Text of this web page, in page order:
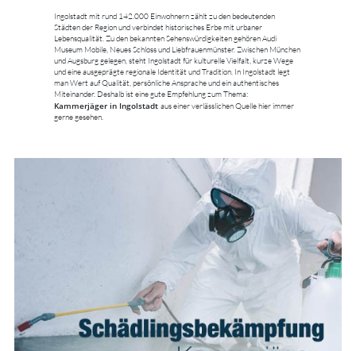
Ingolstadt mit rund 142.000 Einwohnern zählt zu den bedeutenden
Städten der Region und verbindet historisches Erbe mit urbaner
Lebensqualität. Zu den bekannten Sehenswürdigkeiten gehören Audi
Museum Mobile, Neues Schloss und Liebfrauenmünster. Zwischen München
und Augsburg gelegen, steht Ingolstadt für kulturelle Vielfalt, kurze Wege
und eine ausgeprägte regionale Identität und Tradition. In Ingolstadt legt
man Wert auf Qualität, persönliche Ansprache und ein authentisches
Miteinander. Deshalb ist eine gute Empfehlung zum Thema:
Kammerjäger in Ingolstadt aus einer verlässlichen Quelle hier immer
gerne gesehen.